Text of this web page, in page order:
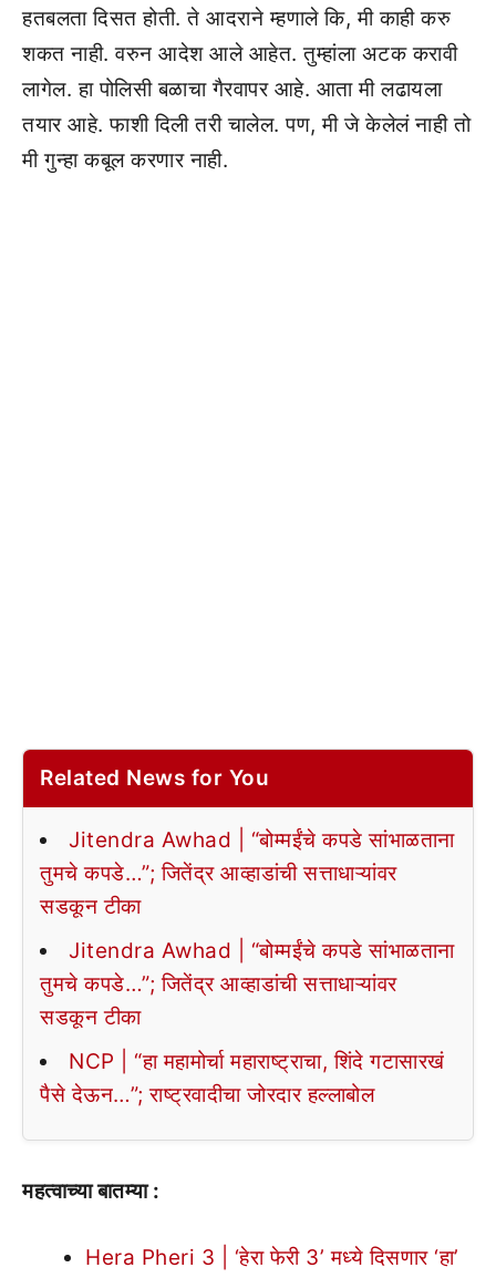
हतबलता दिसत होती. ते आदराने म्हणाले कि, मी काही करु
शकत नाही. वरुन आदेश आले आहेत. तुम्हांला अटक करावी
लागेल. हा पोलिसी बळाचा गैरवापर आहे. आता मी लढायला
तयार आहे. फाशी दिली तरी चालेल. पण, मी जे केलेलं नाही तो
मी गुन्हा कबूल करणार नाही.
Related News for You
Jitendra Awhad | “बोम्मईंचे कपडे सांभाळताना
तुमचे कपडे…”; जितेंद्र आव्हाडांची सत्ताधाऱ्यांवर
सडकून टीका
Jitendra Awhad | “बोम्मईंचे कपडे सांभाळताना
तुमचे कपडे…”; जितेंद्र आव्हाडांची सत्ताधाऱ्यांवर
सडकून टीका
NCP | “हा महामोर्चा महाराष्ट्राचा, शिंदे गटासारखं
पैसे देऊन…”; राष्ट्रवादीचा जोरदार हल्लाबोल
महत्वाच्या बातम्या :
Hera Pheri 3 | ‘हेरा फेरी 3’ मध्ये दिसणार ‘हा’